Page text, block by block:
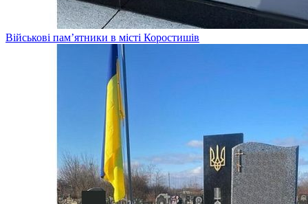
Військові пам’ятники в місті Коростишів